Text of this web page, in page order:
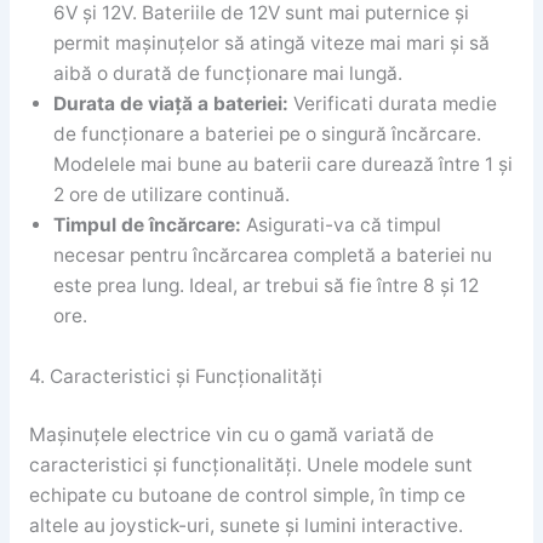
6V și 12V. Bateriile de 12V sunt mai puternice și
permit mașinuțelor să atingă viteze mai mari și să
aibă o durată de funcționare mai lungă.
Durata de viață a bateriei: Verificati durata medie
de funcționare a bateriei pe o singură încărcare.
Modelele mai bune au baterii care durează între 1 și
2 ore de utilizare continuă.
Timpul de încărcare: Asigurati-va că timpul
necesar pentru încărcarea completă a bateriei nu
este prea lung. Ideal, ar trebui să fie între 8 și 12
ore.
4. Caracteristici și Funcționalități
Mașinuțele electrice vin cu o gamă variată de
caracteristici și funcționalități. Unele modele sunt
echipate cu butoane de control simple, în timp ce
altele au joystick-uri, sunete și lumini interactive.